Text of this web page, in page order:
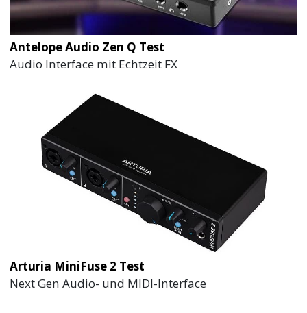
Antelope Audio Zen Q Test
Audio Interface mit Echtzeit FX
Arturia MiniFuse 2 Test
Next Gen Audio- und MIDI-Interface